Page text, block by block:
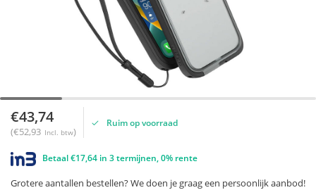
€43,74
(€52,93 Incl. btw)
Ruim op voorraad
Betaal €17,64 in 3 termijnen, 0% rente
Grotere aantallen bestellen? We doen je graag een persoonlijk aanbod!